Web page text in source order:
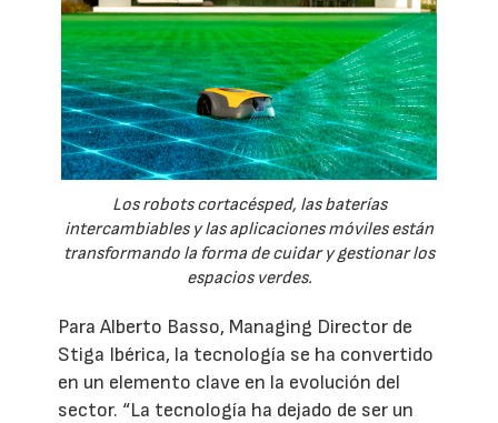
Los robots cortacésped, las baterías
intercambiables y las aplicaciones móviles están
transformando la forma de cuidar y gestionar los
espacios verdes.
Para Alberto Basso, Managing Director de
Stiga Ibérica, la tecnología se ha convertido
en un elemento clave en la evolución del
sector. “La tecnología ha dejado de ser un